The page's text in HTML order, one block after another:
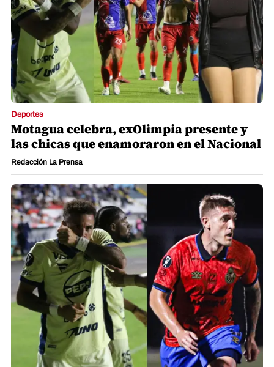
Deportes
Motagua celebra, exOlimpia presente y
las chicas que enamoraron en el Nacional
Redacción La Prensa